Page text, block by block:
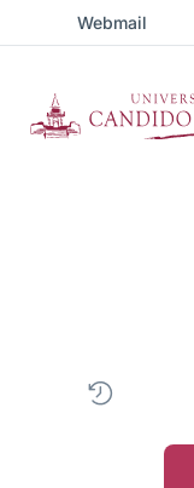
Webmail